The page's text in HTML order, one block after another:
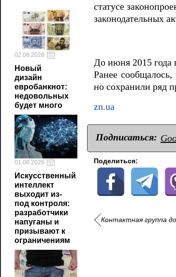
02.08.2026
Новый
дизайн
евробанкнот:
недовольных
будет много
01.08.2026
Искусственный
интеллект
выходит из-
под контроля:
разработчики
напуганы и
призывают к
ограничениям
статусе
законодательных
До июня 2015 года
Ранее сообщалось,
но сохранили ряд
zn.ua
Подписаться:
Поделиться:
Контактная группа